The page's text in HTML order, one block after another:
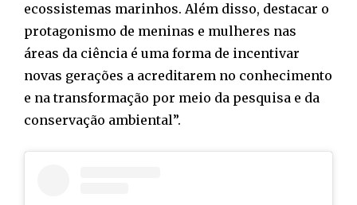
ecossistemas marinhos. Além disso, destacar o
protagonismo de meninas e mulheres nas
áreas da ciência é uma forma de incentivar
novas gerações a acreditarem no conhecimento
e na transformação por meio da pesquisa e da
conservação ambiental”.